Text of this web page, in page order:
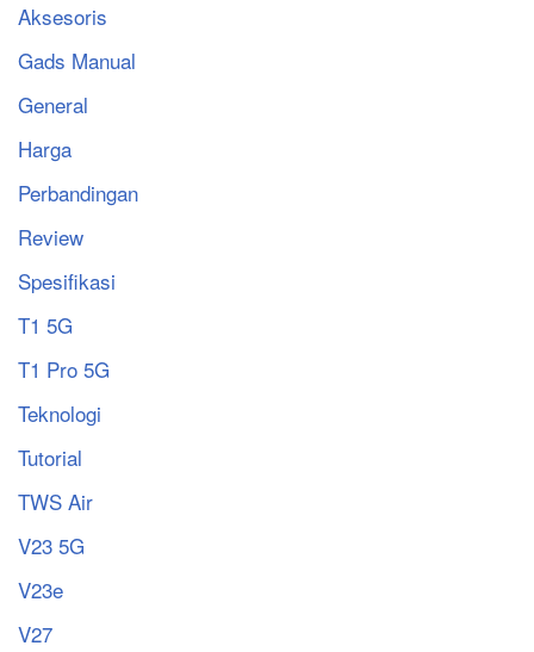
Aksesoris
Gads Manual
General
Harga
Perbandingan
Review
Spesifikasi
T1 5G
T1 Pro 5G
Teknologi
Tutorial
TWS Air
V23 5G
V23e
V27